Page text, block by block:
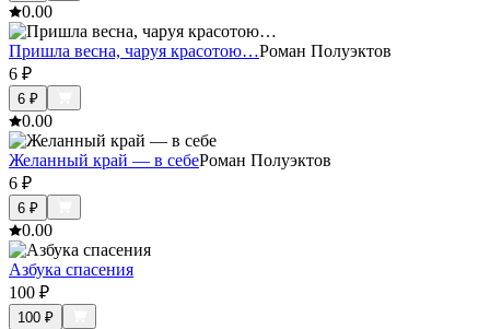
0.00
Пришла весна, чаруя красотою…Роман Полуэктов
6 ₽
6 ₽
0.00
Желанный край — в себеРоман Полуэктов
6 ₽
6 ₽
0.00
Азбука спасения
100 ₽
100 ₽